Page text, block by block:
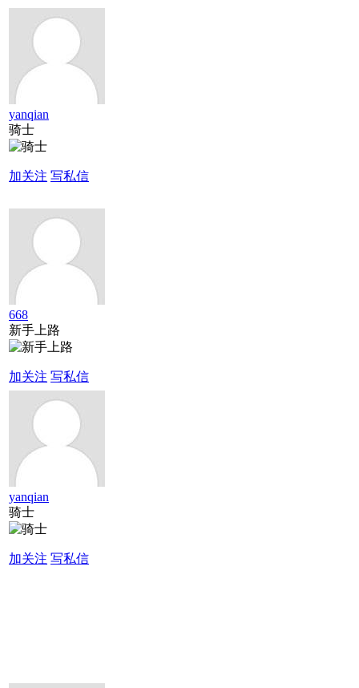
yanqian
骑士
加关注 写私信
668
新手上路
加关注 写私信
yanqian
骑士
加关注 写私信